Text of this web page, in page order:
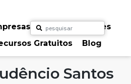
Para Particulares
Gratuitos Blog
Santos